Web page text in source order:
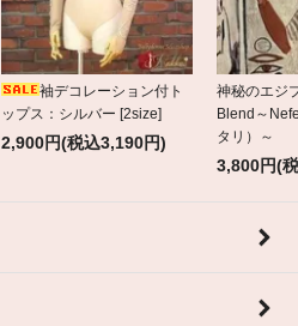
袖デコレーション付ト
ップス：シルバー [2size]
2,900円(税込3,190円)
神秘のエジ
Blend～
タリ）～
3,800円(